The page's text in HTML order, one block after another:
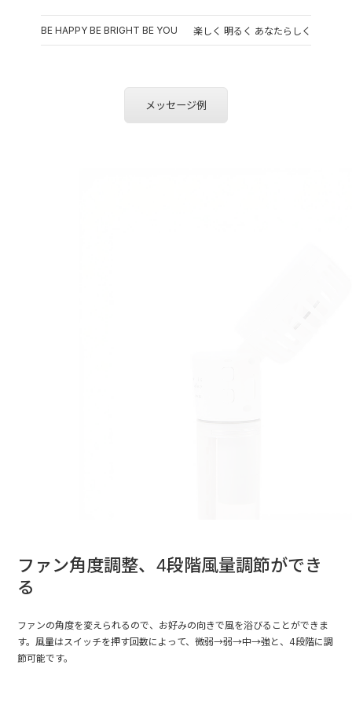
BE HAPPY BE BRIGHT BE YOU 楽しく 明るく あなたらしく
メッセージ例
ファン角度調整、4段階風量調節ができ
る
ファンの角度を変えられるので、お好みの向きで風を浴びることができま
す。風量はスイッチを押す回数によって、微弱→弱→中→強と、4段階に調
節可能です。